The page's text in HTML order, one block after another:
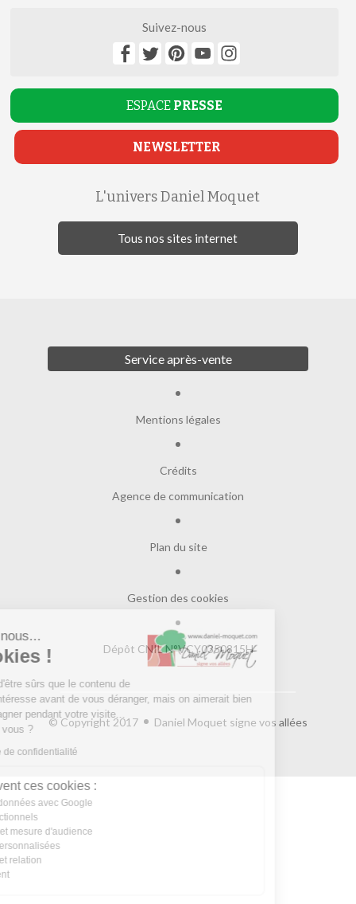
Suivez-nous
ESPACE PRESSE
NEWSLETTER
L'univers Daniel Moquet
Tous nos sites internet
Service après-vente
Mentions légales
Crédits
Agence de communication
Plan du site
Gestion des cookies
Dépôt CNIL N°VCY0350815H
© Copyright 2017 Daniel Moquet signe vos allées
Salut c'est nous...
les Cookies !
On a attendu d'être sûrs que le contenu de
ce site vous intéresse avant de vous déranger, mais on aimerait bien
vous accompagner pendant votre visite...
C'est OK pour vous ?
Lire la politique de confidentialité
À quoi servent ces cookies :
Partage de données avec Google
Cookies fonctionnels
Statistiques et mesure d'audience
Annonces personnalisées
Expérience et relation